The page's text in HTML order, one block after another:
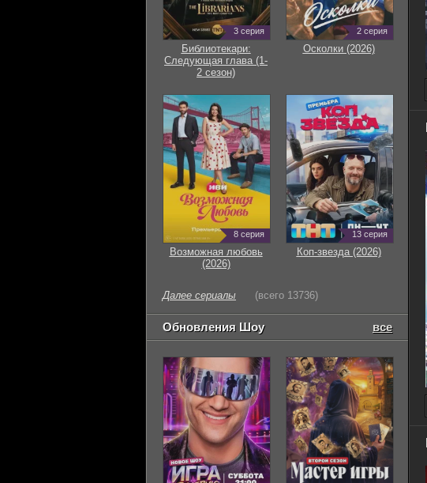
3 серия
Библиотекари:
Следующая глава (1-
2 сезон)
2 серия
Осколки (2026)
8 серия
Возможная любовь
(2026)
13 серия
Коп-звезда (2026)
Далее сериалы (всего 13736)
Обновления Шоу все